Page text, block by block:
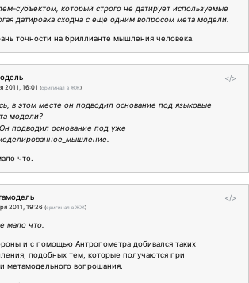
субъектом, который строго не датирует используемые
датировка сходна с еще одним вопросом мета модели.
точности на бриллианте мышления человека.
</>
2011, 16:01 (оригинал в ЖЖ)
в этом месте он подводил основание под языковые
модели?
подводил основание под уже
что.
</>
2011, 19:26 (оригинал в ЖЖ)
мало что.
и с помощью Антропометра добивался таких
подобных тем, которые получаются при
метамодельного вопрошания.